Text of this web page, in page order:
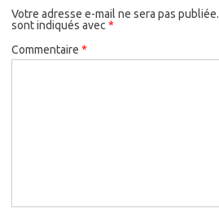
Votre adresse e-mail ne sera pas publiée.
sont indiqués avec *
Commentaire *